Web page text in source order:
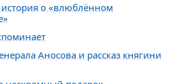
о «влюблённом
Аносова и рассказ княгини